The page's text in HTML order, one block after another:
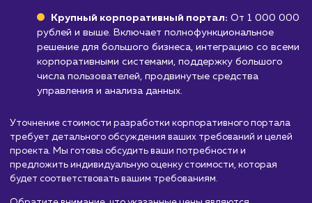
корпоративного
от 200 000 руб.
Мы предлагаем услуги по разработке корпоративных
процессы вашей организации, облегчить коммуникацию
сотрудниками и управление корпоративной
Стоимость разработки корпоративного портала зависит
множества факторов, включая сложность функционала,
необходимость интеграции с другими системами,
пользователей и опыт команды разработчиков. Вот